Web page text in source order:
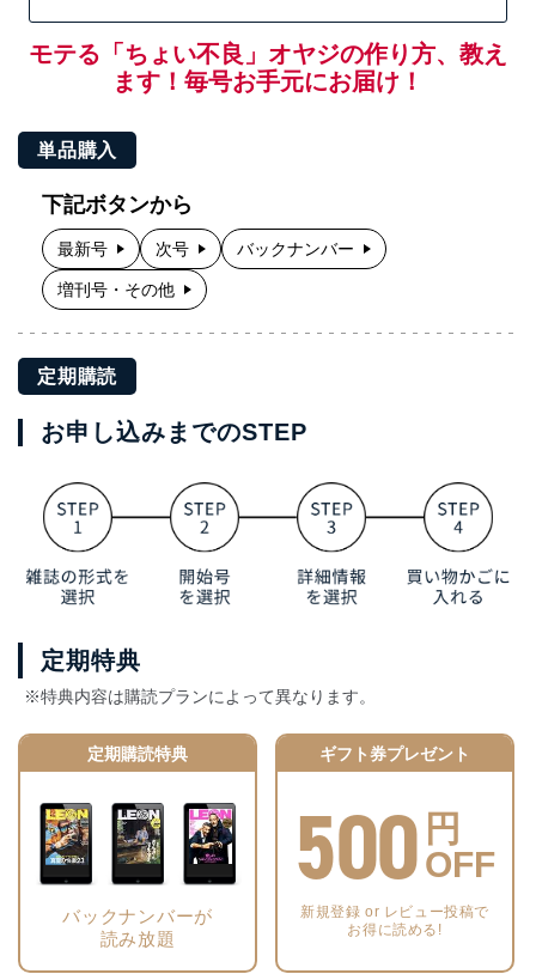
モテる「ちょい不良」オヤジの作り方、教え
ます！毎号お手元にお届け！
単品購入
下記ボタンから
最新号 次号 バックナンバー
増刊号・その他
定期購読
お申し込みまでのSTEP
定期特典
※特典内容は購読プランによって異なります。
定期購読特典
バックナンバーが
読み放題
ギフト券プレゼント
500 円
OFF
新規登録 or レビュー投稿で
お得に読める!